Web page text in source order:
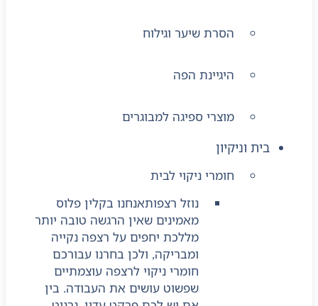
הסרת שיער וגילוח
היגיינת הפה
מוצרי ספיגה למבוגרים
בית וניקיון
חומרי ניקוי לבית
נוזל רצפותאנחנו בקלין פלוס
מאמינים שאין הרגשה טובה יותר
מללכת יחפים על רצפה נקייה
ומבריקה, ולכן בחרנו עבורכם
חומרי ניקוי לרצפה עוצמתיים
שפשוט עושים את העבודה. בין